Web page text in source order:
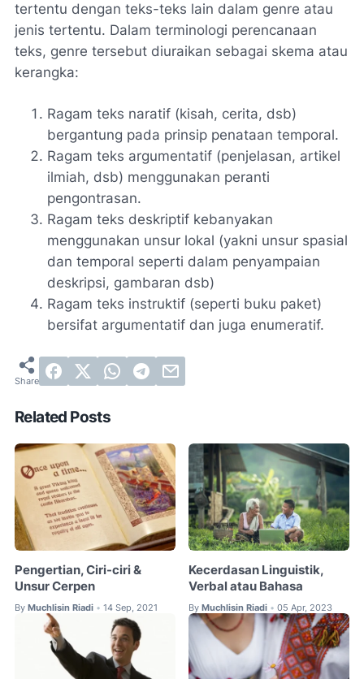
tertentu dengan teks-teks lain dalam genre atau
jenis tertentu. Dalam terminologi perencanaan
teks, genre tersebut diuraikan sebagai skema atau
kerangka:
Ragam teks naratif (kisah, cerita, dsb)
bergantung pada prinsip penataan temporal.
Ragam teks argumentatif (penjelasan, artikel
ilmiah, dsb) menggunakan peranti
pengontrasan.
Ragam teks deskriptif kebanyakan
menggunakan unsur lokal (yakni unsur spasial
dan temporal seperti dalam penyampaian
deskripsi, gambaran dsb)
Ragam teks instruktif (seperti buku paket)
bersifat argumentatif dan juga enumeratif.
Related Posts
Pengertian, Ciri-ciri &
Unsur Cerpen
By Muchlisin Riadi • 14 Sep, 2021
Kecerdasan Linguistik,
Verbal atau Bahasa
By Muchlisin Riadi • 05 Apr, 2023